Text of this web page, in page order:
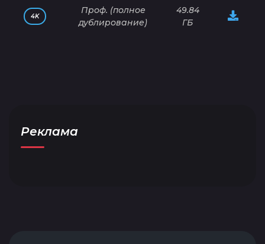
4K
Проф. (полное
дублирование)
49.84
ГБ
Реклама